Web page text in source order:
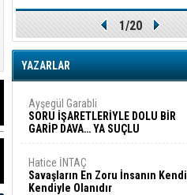
1/20
YAZARLAR
Ayşegül Garabli
SORU İŞARETLERİYLE DOLU BİR
GARİP DAVA… YA SUÇLU
DEĞİLSE???
Hatice İNTAÇ
Savaşların En Zoru İnsanın Kendi
Kendiyle Olanıdır